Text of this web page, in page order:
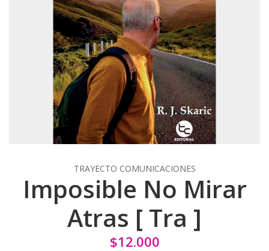
TRAYECTO COMUNICACIONES
Imposible No Mirar
Atras [ Tra ]
$12.000